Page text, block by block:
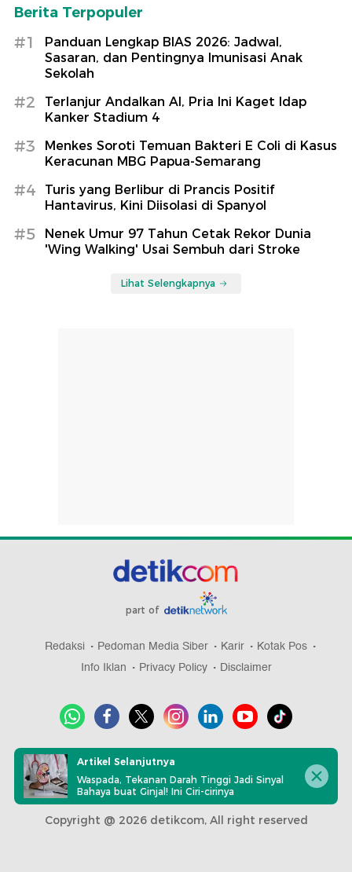
Berita Terpopuler
#1
Panduan Lengkap BIAS 2026: Jadwal,
Sasaran, dan Pentingnya Imunisasi Anak
Sekolah
#2
Terlanjur Andalkan AI, Pria Ini Kaget Idap
Kanker Stadium 4
#3
Menkes Soroti Temuan Bakteri E Coli di Kasus
Keracunan MBG Papua-Semarang
#4
Turis yang Berlibur di Prancis Positif
Hantavirus, Kini Diisolasi di Spanyol
#5
Nenek Umur 97 Tahun Cetak Rekor Dunia
'Wing Walking' Usai Sembuh dari Stroke
Lihat Selengkapnya
part of
Redaksi Pedoman Media Siber Karir
Kotak Pos
Info Iklan
Privacy Policy Disclaimer
Copyright @ 2026 detikcom, All right reserved
Artikel Selanjutnya
Waspada, Tekanan Darah Tinggi Jadi Sinyal
Bahaya buat Ginjal! Ini Ciri-cirinya